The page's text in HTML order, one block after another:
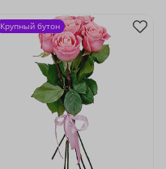
Крупный бутон